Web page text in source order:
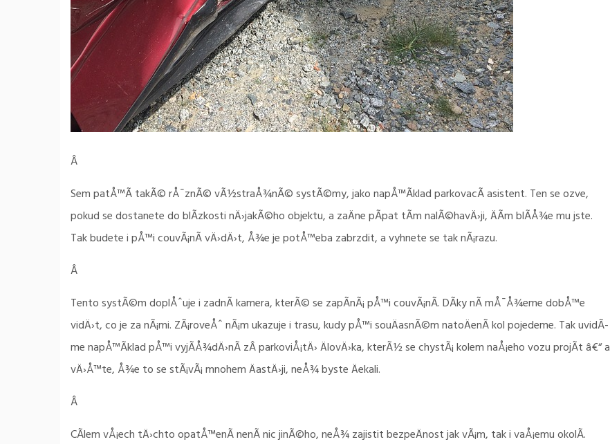
Â
Sem patÅ™Ã­ takÃ© rÅ¯znÃ© vÃ½straÅ¾nÃ© systÃ©my, jako napÅ™Ã­klad parkovacÃ­ asistent. Ten se ozve,
pokud se dostanete do blÃ­zkosti nÄ›jakÃ©ho objektu, a zaÄne pÃ­pat tÃ­m nalÃ©havÄ›ji, ÄÃ­m blÃ­Å¾e mu jste.
Tak budete i pÅ™i couvÃ¡nÃ­ vÄ›dÄ›t, Å¾e je potÅ™eba zabrzdit, a vyhnete se tak nÃ¡razu.
Â
Tento systÃ©m doplÅˆuje i zadnÃ­ kamera, kterÃ© se zapÃ­nÃ¡ pÅ™i couvÃ¡nÃ­. DÃ­ky nÃ­ mÅ¯Å¾eme dobÅ™e
vidÄ›t, co je za nÃ¡mi. ZÃ¡roveÅˆ nÃ¡m ukazuje i trasu, kudy pÅ™i souÄasnÃ©m natoÄenÃ­ kol pojedeme. Tak uvidÃ­
me napÅ™Ã­klad pÅ™i vyjÃ­Å¾dÄ›nÃ­ zÂ parkoviÅ¡tÄ› ÄlovÄ›ka, kterÃ½ se chystÃ¡ kolem naÅ¡eho vozu projÃ­t â€“ a
vÄ›Å™te, Å¾e to se stÃ¡vÃ¡ mnohem ÄastÄ›ji, neÅ¾ byste Äekali.
Â
CÃ­lem vÅ¡ech tÄ›chto opatÅ™enÃ­ nenÃ­ nic jinÃ©ho, neÅ¾ zajistit bezpeÄnost jak vÃ¡m, tak i vaÅ¡emu okolÃ­.